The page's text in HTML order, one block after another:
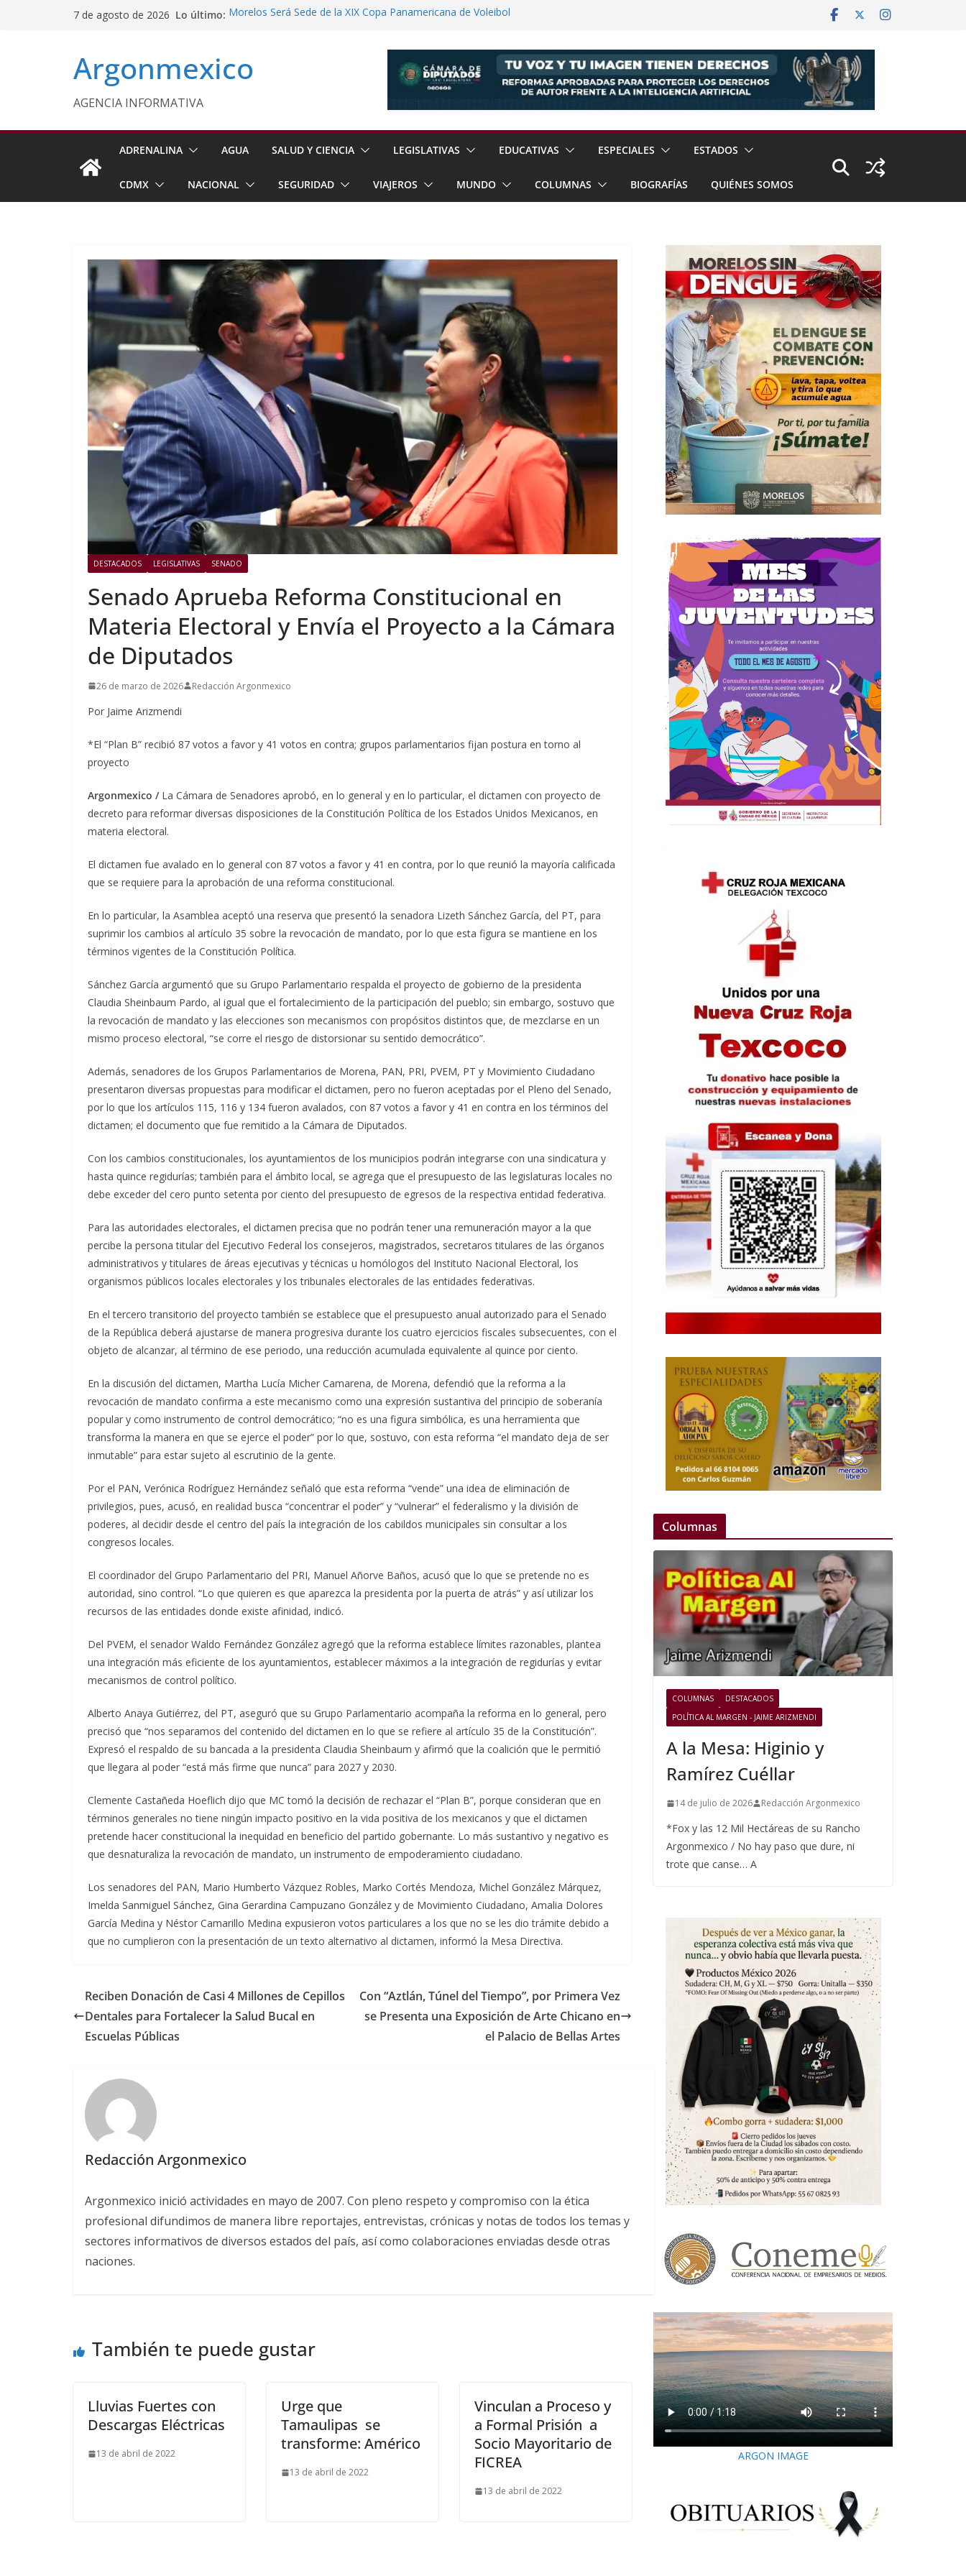
7 de agosto de 2026 Lo último: Morelos Será Sede de la XIX Copa Panamericana de Voleibol
Celebra Laura Itzel Reanudación de Relaciones Entre México
Argonmexico
AGENCIA INFORMATIVA
ADRENALINA AGUA SALUD Y CIENCIA LEGISLATIVAS EDUCATIVAS ESPECIALES ESTADOS
CDMX NACIONAL SEGURIDAD VIAJEROS MUNDO COLUMNAS BIOGRAFÍAS QUIÉNES SOMOS
DESTACADOS LEGISLATIVAS SENADO
Senado Aprueba Reforma Constitucional en
Materia Electoral y Envía el Proyecto a la Cámara
de Diputados
26 de marzo de 2026 Redacción Argonmexico
Por Jaime Arizmendi
*El “Plan B” recibió 87 votos a favor y 41 votos en contra; grupos parlamentarios fijan postura en torno al
proyecto
Argonmexico /La Cámara de Senadores aprobó, en lo general y en lo particular, el dictamen con proyecto de
decreto para reformar diversas disposiciones de la Constitución Política de los Estados Unidos Mexicanos, en
materia electoral.
El dictamen fue avalado en lo general con 87 votos a favor y 41 en contra, por lo que reunió la mayoría calificada
que se requiere para la aprobación de una reforma constitucional.
En lo particular, la Asamblea aceptó una reserva que presentó la senadora Lizeth Sánchez García, del PT, para
suprimir los cambios al artículo 35 sobre la revocación de mandato, por lo que esta figura se mantiene en los
términos vigentes de la Constitución Política.
Sánchez García argumentó que su Grupo Parlamentario respalda el proyecto de gobierno de la presidenta
Claudia Sheinbaum Pardo, al igual que el fortalecimiento de la participación del pueblo; sin embargo, sostuvo que
la revocación de mandato y las elecciones son mecanismos con propósitos distintos que, de mezclarse en un
mismo proceso electoral, “se corre el riesgo de distorsionar su sentido democrático”.
Además, senadores de los Grupos Parlamentarios de Morena, PAN, PRI, PVEM, PT y Movimiento Ciudadano
presentaron diversas propuestas para modificar el dictamen, pero no fueron aceptadas por el Pleno del Senado,
por lo que los artículos 115, 116 y 134 fueron avalados, con 87 votos a favor y 41 en contra en los términos del
dictamen; el documento que fue remitido a la Cámara de Diputados.
Con los cambios constitucionales, los ayuntamientos de los municipios podrán integrarse con una sindicatura y
hasta quince regidurías; también para el ámbito local, se agrega que el presupuesto de las legislaturas locales no
debe exceder del cero punto setenta por ciento del presupuesto de egresos de la respectiva entidad federativa.
Para las autoridades electorales, el dictamen precisa que no podrán tener una remuneración mayor a la que
percibe la persona titular del Ejecutivo Federal los consejeros, magistrados, secretaros titulares de las órganos
administrativos y titulares de áreas ejecutivas y técnicas u homólogos del Instituto Nacional Electoral, los
organismos públicos locales electorales y los tribunales electorales de las entidades federativas.
En el tercero transitorio del proyecto también se establece que el presupuesto anual autorizado para el Senado
de la República deberá ajustarse de manera progresiva durante los cuatro ejercicios fiscales subsecuentes, con el
objeto de alcanzar, al término de ese periodo, una reducción acumulada equivalente al quince por ciento.
En la discusión del dictamen, Martha Lucía Micher Camarena, de Morena, defendió que la reforma a la
revocación de mandato confirma a este mecanismo como una expresión sustantiva del principio de soberanía
popular y como instrumento de control democrático; “no es una figura simbólica, es una herramienta que
transforma la manera en que se ejerce el poder” por lo que, sostuvo, con esta reforma “el mandato deja de ser
inmutable” para estar sujeto al escrutinio de la gente.
Por el PAN, Verónica Rodríguez Hernández señaló que esta reforma “vende” una idea de eliminación de
privilegios, pues, acusó, en realidad busca “concentrar el poder” y “vulnerar” el federalismo y la división de
poderes, al decidir desde el centro del país la integración de los cabildos municipales sin consultar a los
congresos locales.
El coordinador del Grupo Parlamentario del PRI, Manuel Añorve Baños, acusó que lo que se pretende no es
autoridad, sino control. “Lo que quieren es que aparezca la presidenta por la puerta de atrás” y así utilizar los
recursos de las entidades donde existe afinidad, indicó.
Del PVEM, el senador Waldo Fernández González agregó que la reforma establece límites razonables, plantea
una integración más eficiente de los ayuntamientos, establecer máximos a la integración de regidurías y evitar
mecanismos de control político.
Alberto Anaya Gutiérrez, del PT, aseguró que su Grupo Parlamentario acompaña la reforma en lo general, pero
precisó que “nos separamos del contenido del dictamen en lo que se refiere al artículo 35 de la Constitución”.
Expresó el respaldo de su bancada a la presidenta Claudia Sheinbaum y afirmó que la coalición que le permitió
que llegara al poder “está más firme que nunca” para 2027 y 2030.
Clemente Castañeda Hoeflich dijo que MC tomó la decisión de rechazar el “Plan B”, porque consideran que en
términos generales no tiene ningún impacto positivo en la vida positiva de los mexicanos y que el dictamen
pretende hacer constitucional la inequidad en beneficio del partido gobernante. Lo más sustantivo y negativo es
que desnaturaliza la revocación de mandato, un instrumento de empoderamiento ciudadano.
Los senadores del PAN, Mario Humberto Vázquez Robles, Marko Cortés Mendoza, Michel González Márquez,
Imelda Sanmiguel Sánchez, Gina Gerardina Campuzano González y de Movimiento Ciudadano, Amalia Dolores
García Medina y Néstor Camarillo Medina expusieron votos particulares a los que no se les dio trámite debido a
que no cumplieron con la presentación de un texto alternativo al dictamen, informó la Mesa Directiva.
Reciben Donación de Casi 4 Millones de Cepillos
Dentales para Fortalecer la Salud Bucal en
Escuelas Públicas
Con “Aztlán, Túnel del Tiempo”, por Primera Vez
se Presenta una Exposición de Arte Chicano en
el Palacio de Bellas Artes
Redacción Argonmexico
Argonmexico inició actividades en mayo de 2007. Con pleno respeto y compromiso con la ética
profesional difundimos de manera libre reportajes, entrevistas, crónicas y notas de todos los temas y
sectores informativos de diversos estados del país, así como colaboraciones enviadas desde otras
naciones.
También te puede gustar
Lluvias Fuertes con
Descargas Eléctricas
13 de abril de 2022
Urge que
Tamaulipas se
transforme: Américo
13 de abril de 2022
Vinculan a Proceso y
a Formal Prisión a
Socio Mayoritario de
FICREA
13 de abril de 2022
Columnas
COLUMNAS
DESTACADOS
POLÍTICA AL MARGEN - JAIME ARIZMENDI
A la Mesa: Higinio y
Ramírez Cuéllar
14 de julio de 2026 Redacción Argonmexico
*Fox y las 12 Mil Hectáreas de su Rancho
Argonmexico / No hay paso que dure, ni
trote que canse… A
ARGON IMAGE